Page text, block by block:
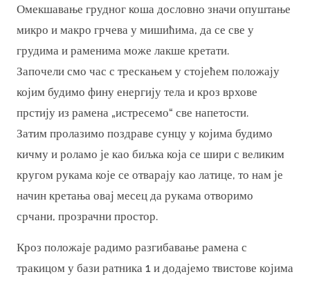
Омекшавање грудног коша дословно значи опуштање
микро и макро грчева у мишићима, да се све у
грудима и раменима може лакше кретати.
Започели смо час с трескањем у стојећем положају
којим будимо фину енергију тела и кроз врхове
прстију из рамена „истресемо“ све напетости.
Затим пролазимо поздраве сунцу у којима будимо
кичму и роламо је као биљка која се шири с великим
кругом рукама које се отварају као латице, то нам је
начин кретања овај месец да рукама отворимо
срчани, прозрачни простор.
Кроз положаје радимо разгибавање рамена с
тракицом у бази ратника 1 и додајемо твистове којима